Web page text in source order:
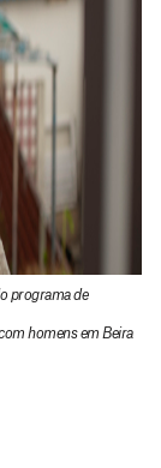
programa de
homens em Beira